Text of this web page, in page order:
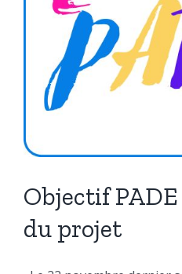
Objectif
du projet